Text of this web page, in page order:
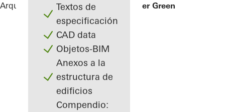
Textos de
especificación
CAD data
Objetos-BIM
Anexos a la
estructura de
edificios
Compendio:
Arquitectos ReferenciasBusinesscenter Green Hall